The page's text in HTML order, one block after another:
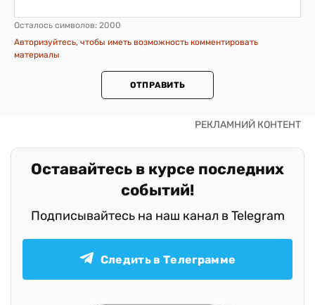
Осталось символов: 2000
Авторизуйтесь, чтобы иметь возможность комментировать
материалы
ОТПРАВИТЬ
Оставайтесь в курсе последних
событий!
Подписывайтесь на наш канал в Telegram
Следить в Телеграмме